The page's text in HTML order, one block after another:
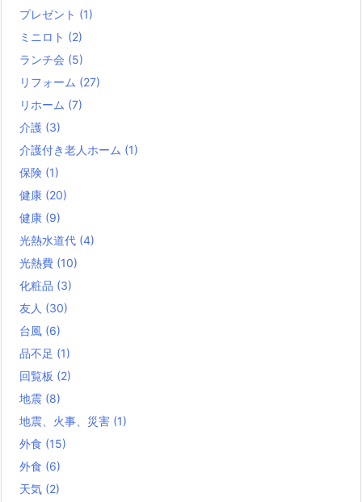
プレゼント (1)
ミニロト (2)
ランチ会 (5)
リフォーム (27)
リホーム (7)
介護 (3)
介護付き老人ホーム (1)
保険 (1)
健康 (20)
健康 (9)
光熱水道代 (4)
光熱費 (10)
化粧品 (3)
友人 (30)
台風 (6)
品不足 (1)
回覧板 (2)
地震 (8)
地震、火事、災害 (1)
外食 (15)
外食 (6)
天気 (2)